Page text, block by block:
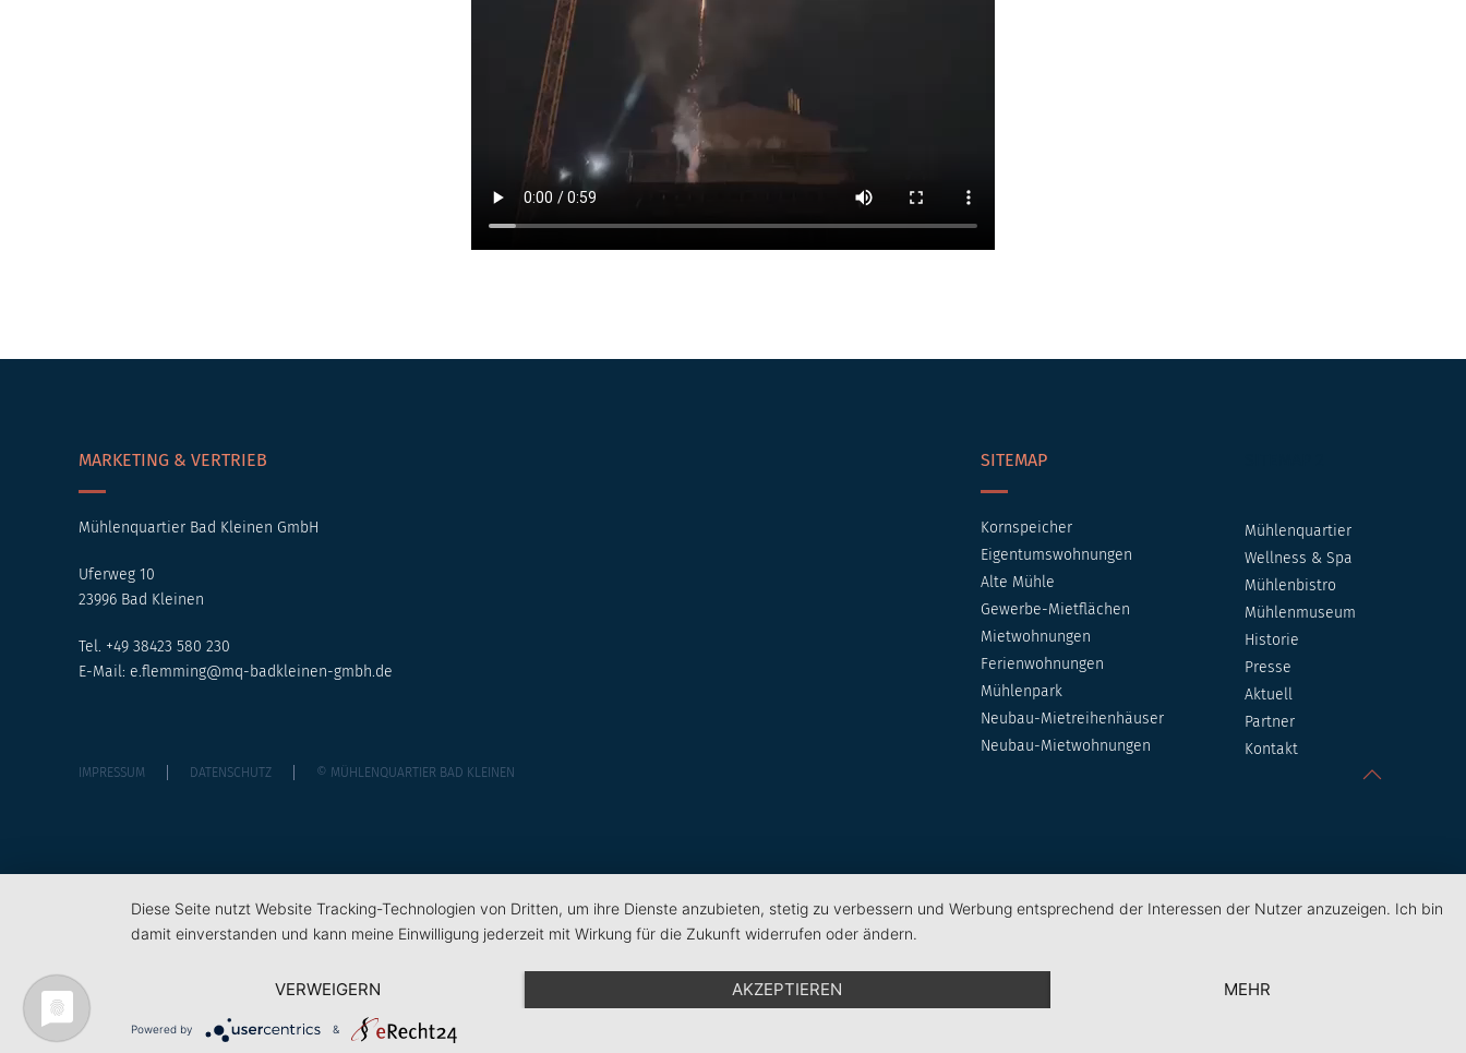
MARKETING & VERTRIEB
Mühlenquartier Bad Kleinen GmbH
Uferweg 10
23996 Bad Kleinen
Tel. +49 38423 580 230
E-Mail: e.flemming@mq-badkleinen-gmbh.de
SITEMAP
Kornspeicher
Eigentumswohnungen
Alte Mühle
Gewerbe-Mietflächen
Mietwohnungen
Ferienwohnungen
Mühlenpark
Neubau-Mietreihenhäuser
Neubau-Mietwohnungen
Mühlenquartier
Wellness & Spa
Mühlenbistro
Mühlenmuseum
Historie
Presse
Aktuell
Partner
Kontakt
IMPRESSUM DATENSCHUTZ © MÜHLENQUARTIER BAD KLEINEN
Diese Seite nutzt Website Tracking-Technologien von Dritten, um ihre Dienste anzubieten, stetig zu verbessern und Werbung entsprechend der Interessen der Nutzer anzuzeigen. Ich bin
damit einverstanden und kann meine Einwilligung jederzeit mit Wirkung für die Zukunft widerrufen oder ändern.
VERWEIGERN AKZEPTIEREN MEHR
Powered by &